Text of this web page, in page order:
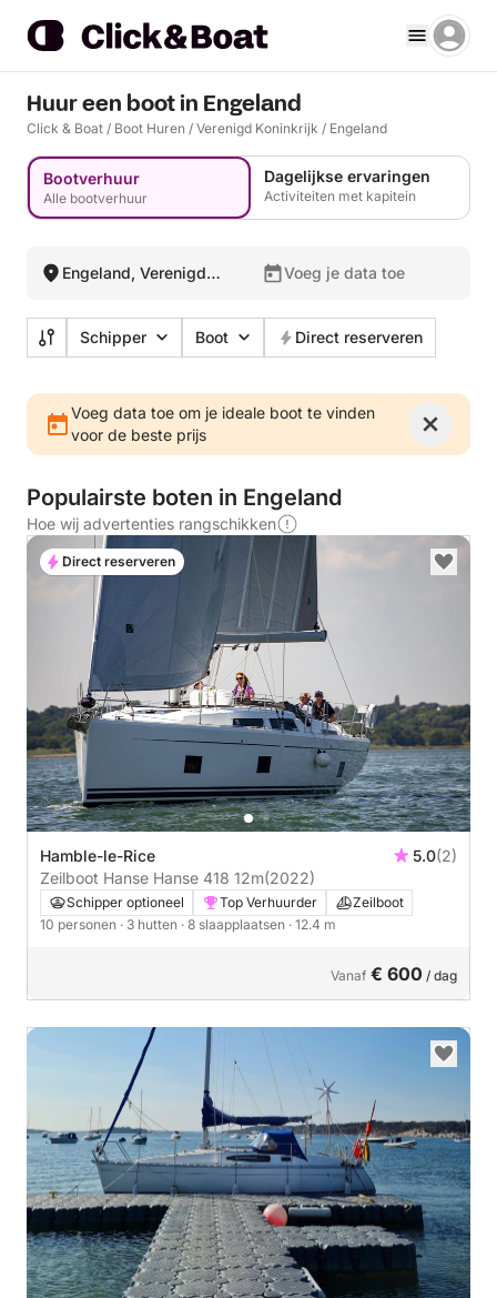
Huur een boot in Engeland
Click & Boat / Boot Huren / Verenigd Koninkrijk / Engeland
Bootverhuur
Alle bootverhuur
Dagelijkse ervaringen
Activiteiten met kapitein
Engeland, Verenigd
Voeg je data toe
Schipper Boot Direct reserveren
Voeg data toe om je ideale boot te vinden
voor de beste prijs
Populairste boten in Engeland
Hoe wij advertenties rangschikken
Hamble-le-Rice 5.0(2)
Zeilboot Hanse Hanse 418 12m(2022)
Schipper optioneel Top Verhuurder
Zeilboot
10 personen · 3 hutten · 8 slaapplaatsen · 12.4 m
Vanaf € 600 / dag
Direct reserveren